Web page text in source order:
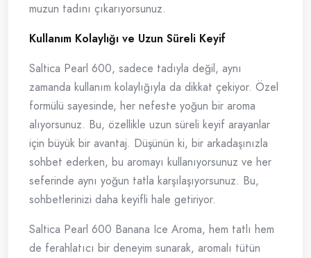
muzun tadını çıkarıyorsunuz.
Kullanım Kolaylığı ve Uzun Süreli Keyif
Saltica Pearl 600, sadece tadıyla değil, aynı
zamanda kullanım kolaylığıyla da dikkat çekiyor. Özel
formülü sayesinde, her nefeste yoğun bir aroma
alıyorsunuz. Bu, özellikle uzun süreli keyif arayanlar
için büyük bir avantaj. Düşünün ki, bir arkadaşınızla
sohbet ederken, bu aromayı kullanıyorsunuz ve her
seferinde aynı yoğun tatla karşılaşıyorsunuz. Bu,
sohbetlerinizi daha keyifli hale getiriyor.
Saltica Pearl 600 Banana Ice Aroma, hem tatlı hem
de ferahlatıcı bir deneyim sunarak, aromalı tütün